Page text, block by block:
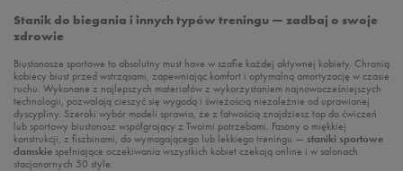
Stanik do biegania i innych typów treningu — zadbaj o swoje
zdrowie
Biustonosze sportowe to absolutny must have w szafie każdej aktywnej kobiety. Chronią
kobiecy biust przed wstrząsami, zapewniając komfort i optymalną amortyzację w czasie
ruchu. Wykonane z najlepszych materiałów z wykorzystaniem najnowocześniejszych
technologii, pozwalają cieszyć się wygodą i świeżością niezależnie od uprawianej
dyscypliny. Szeroki wybór modeli sprawia, że z łatwością znajdziesz top do ćwiczeń
lub sportowy biustonosz współgrający z Twoimi potrzebami. Fasony o miękkiej
konstrukcji, z fiszbinami, do wymagającego lub lekkiego treningu — staniki sportowe
damskie spełniające oczekiwania wszystkich kobiet czekają online i w salonach
stacjonarnych 50 style.